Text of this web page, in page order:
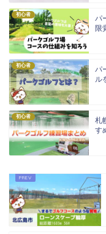
初心者
パ
限
初心者
パ
ル
初心者
札
す